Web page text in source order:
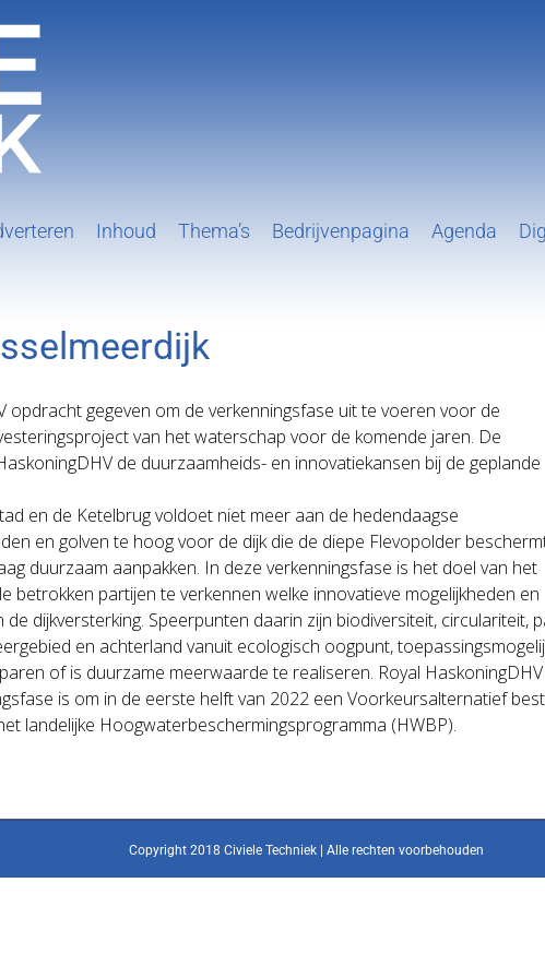
Inhoud Thema’s Bedrijvenpagina Agenda
gegeven om de verkenningsfase uit te voeren voor de
van het waterschap voor de komende jaren. De
de duurzaamheids- en innovatiekansen bij de geplande
en de Ketelbrug voldoet niet meer aan de hedendaagse
en golven te hoog voor de dijk die de diepe Flevopolder
duurzaam aanpakken. In deze verkenningsfase is het doel van het
betrokken partijen te verkennen welke innovatieve mogelijkheden en
dijkversterking. Speerpunten daarin zijn biodiversiteit, circulariteit,
en achterland vanuit ecologisch oogpunt,
of is duurzame meerwaarde te realiseren. Royal
is om in de eerste helft van 2022 een Voorkeursalternatief
landelijke Hoogwaterbeschermingsprogramma (HWBP).
Copyright 2018 Civiele Techniek | Alle rechten voorbehouden